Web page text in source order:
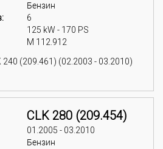
Бензин
6
125 kW - 170 PS
M 112.912
240 (209.461) (02.2003 - 03.2010)
CLK 280 (209.454)
01.2005 - 03.2010
Бензин